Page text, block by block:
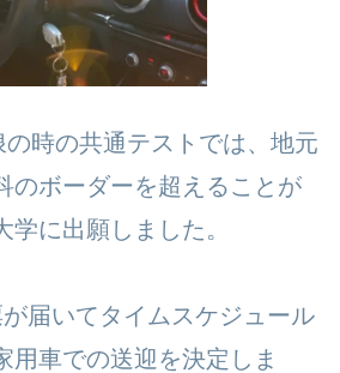
時の共通テストでは、地元
のボーダーを超えることが
学に出願しました。
届いてタイムスケジュール
用車での送迎を決定しま